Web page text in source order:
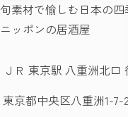
旬素材で愉しむ日本の
ニッポンの居酒屋
ＪＲ 東京駅 八重洲北口
東京都中央区八重洲1-7-